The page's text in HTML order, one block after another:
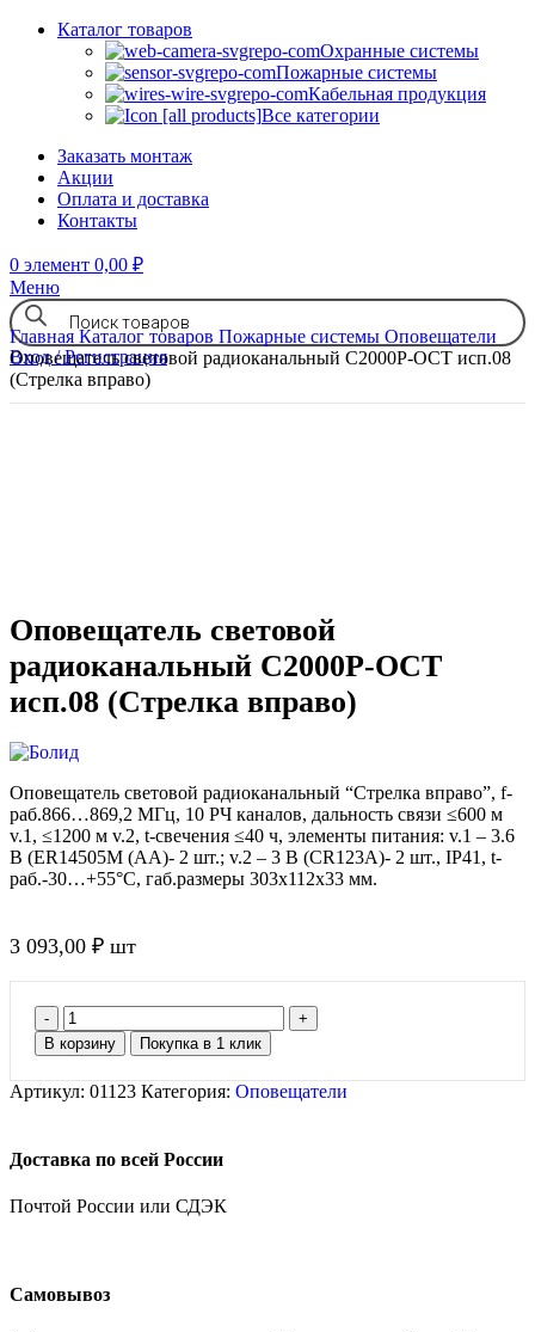
Каталог товаров
Охранные системы
Пожарные системы
Кабельная продукция
Все категории
Заказать монтаж
Акции
Оплата и доставка
Контакты
0 элемент 0,00 ₽
Меню
Вход / Регистрация
Главная Каталог товаров Пожарные системы Оповещатели
Оповещатель световой радиоканальный С2000Р-ОСТ исп.08
(Стрелка вправо)
Оповещатель световой
радиоканальный С2000Р-ОСТ
исп.08 (Стрелка вправо)
Оповещатель световой радиоканальный “Стрелка вправо”, f-
раб.866…869,2 МГц, 10 РЧ каналов, дальность связи ≤600 м
v.1, ≤1200 м v.2, t-свечения ≤40 ч, элементы питания: v.1 – 3.6
В (ER14505M (АА)- 2 шт.; v.2 – 3 В (CR123A)- 2 шт., IP41, t-
раб.-30…+55°C, габ.размеры 303х112х33 мм.
3 093,00 ₽ шт
В корзину Покупка в 1 клик
Артикул: 01123 Категория: Оповещатели
Доставка по всей России
Почтой России или СДЭК
Самовывоз